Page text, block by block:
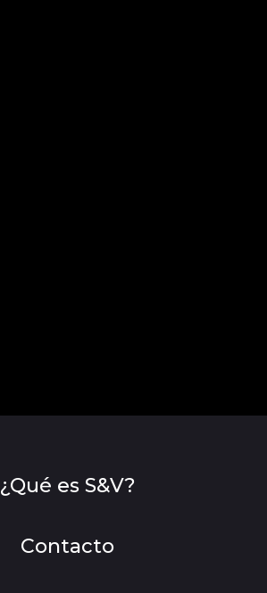
¿Qué es S&V?
Contacto